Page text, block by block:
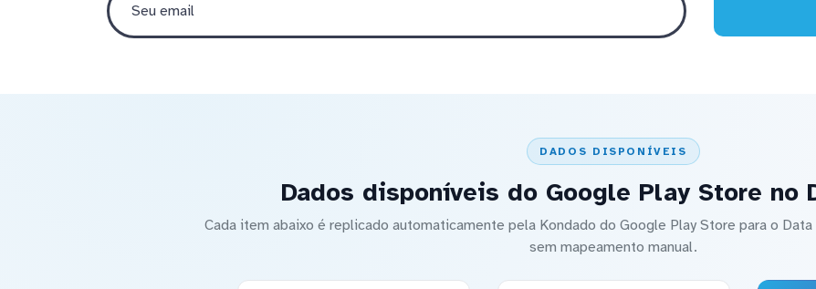
DADOS DISPONÍVEIS
Dados disponíveis do Google Play Store no
Cada item abaixo é replicado automaticamente pela Kondado do Google Play Store para o
sem mapeamento manual.